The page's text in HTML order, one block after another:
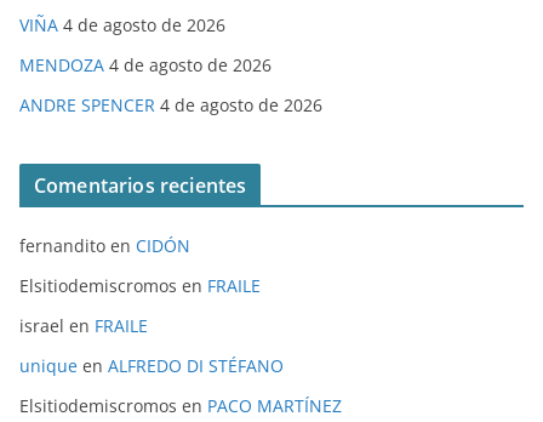
VIÑA 4 de agosto de 2026
MENDOZA 4 de agosto de 2026
ANDRE SPENCER 4 de agosto de 2026
Comentarios recientes
fernandito en CIDÓN
Elsitiodemiscromos en FRAILE
israel en FRAILE
unique en ALFREDO DI STÉFANO
Elsitiodemiscromos en PACO MARTÍNEZ